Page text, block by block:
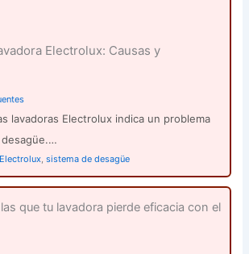
Electrolux: Causas y
lavadoras Electrolux indica un problema
,sistema de desagüe